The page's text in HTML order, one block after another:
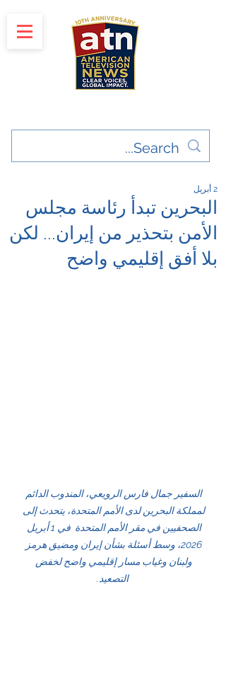
البحرين تبدأ رئاسة مجلس
الأمن بتحذير من إيران... لكن
بلا أفق إقليمي واضح
2 أبريل
السفير جمال فارس الرويعي، المندوب الدائم
لمملكة البحرين لدى الأمم المتحدة، يتحدث إلى
الصحفيين في مقر الأمم المتحدة  في 1 أبريل
2026، وسط أسئلة بشأن إيران ومضيق هرمز
ولبنان وغياب مسار إقليمي واضح لخفض
التصعيد.